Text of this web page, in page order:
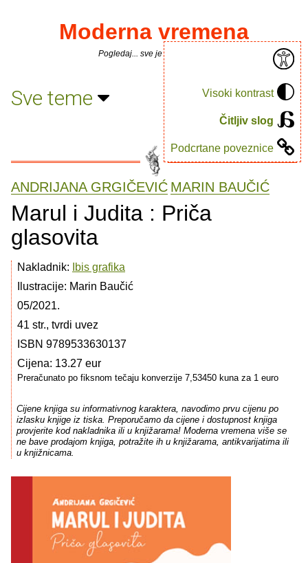
Visoki kontrast
Čitljiv slog
Podcrtane poveznice
Moderna vremena
Pogledaj... sve je puno knjiga.
Sve teme
ANDRIJANA GRGIČEVIĆ MARIN BAUČIĆ
Marul i Judita : Priča
glasovita
Nakladnik:
Ibis grafika
Ilustracije: Marin Baučić
05/2021.
41 str., tvrdi uvez
ISBN 9789533630137
Cijena: 13.27 eur
Preračunato po fiksnom tečaju konverzije 7,53450 kuna za 1 euro
Cijene knjiga su informativnog karaktera, navodimo prvu cijenu po
izlasku knjige iz tiska. Preporučamo da cijene i dostupnost knjiga
provjerite kod nakladnika ili u knjižarama! Moderna vremena više se
ne bave prodajom knjiga, potražite ih u knjižarama, antikvarijatima ili
u knjižnicama.